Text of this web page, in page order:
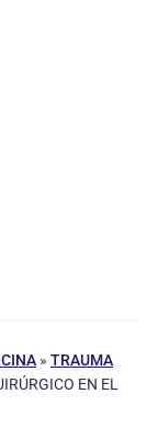
» TRAUMA
EN EL